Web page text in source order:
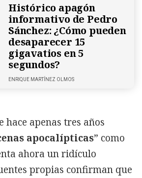
Histórico apagón
informativo de Pedro
Sánchez: ¿Cómo pueden
desaparecer 15
gigavatios en 5
segundos?
ENRIQUE MARTÍNEZ OLMOS
hace apenas tres años
apocalípticas” como
ahora un ridículo
propias confirman que